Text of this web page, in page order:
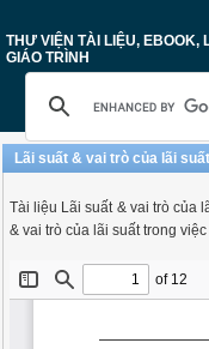
THƯ VIỆN TÀI LIỆU, EBOOK,
GIÁO TRÌNH
Lãi suất & vai trò của lãi
Tài liệu Lãi suất & vai trò của
& vai trò của lãi suất trong